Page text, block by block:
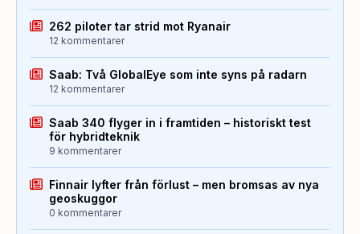
262 piloter tar strid mot Ryanair
12 kommentarer
Saab: Två GlobalEye som inte syns på radarn
12 kommentarer
Saab 340 flyger in i framtiden – historiskt test
för hybridteknik
9 kommentarer
Finnair lyfter från förlust – men bromsas av nya
geoskuggor
0 kommentarer